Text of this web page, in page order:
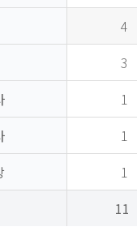
11
4
3
1
1
1